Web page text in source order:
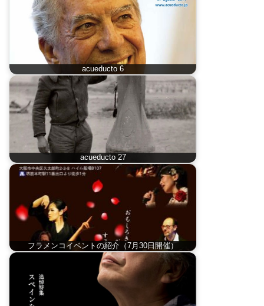
acueducto 6
acueducto 27
フラメンコイベントの紹介（7月30日開催）